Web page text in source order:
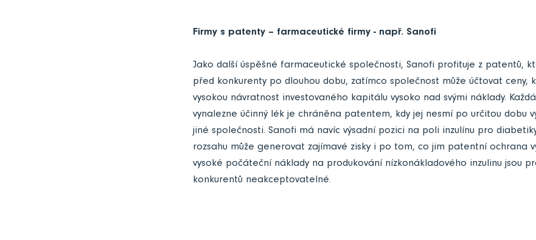
Firmy s patenty – farmaceutické firmy - např. Sanofi
Jako další úspěšné farmaceutické společnosti, Sanofi profituje z patentů,
před konkurenty po dlouhou dobu, zatímco společnost může účtovat ceny,
vysokou návratnost investovaného kapitálu vysoko nad svými náklady.
vynalezne účinný lék je chráněna patentem, kdy jej nesmí po určitou dobu
jiné společnosti. Sanofi má navíc výsadní pozici na poli inzulínu pro
rozsahu může generovat zajímavé zisky i po tom, co jim patentní ochrana
vysoké počáteční náklady na produkování nízkonákladového inzulinu jsou
konkurentů neakceptovatelné.